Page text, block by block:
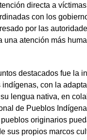
directa a
con los
por las
una atención más
destacados fue la
con la
lengua nativa, en
de Pueblos
originarios
sus propios marcos